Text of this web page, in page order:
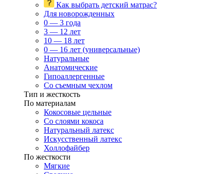
Как выбрать детский матрас?
Для новорожденных
0 — 3 года
3 — 12 лет
10 — 18 лет
0 — 16 лет (универсальные)
Натуральные
Анатомические
Гипоаллергенные
Со съемным чехлом
Тип и жесткость
По материалам
Кокосовые цельные
Со слоями кокоса
Натуральный латекс
Искусственный латекс
Холлофайбер
По жесткости
Мягкие